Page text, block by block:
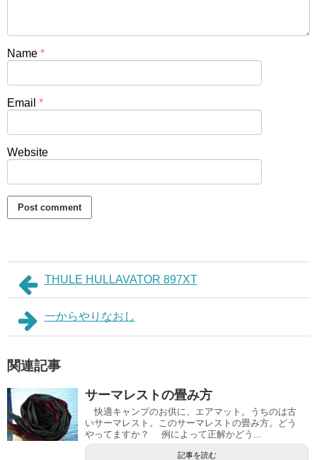
Name *
Email *
Website
THULE HULLAVATOR 897XT
一からやりなおし
関連記事
サーマレストの畳み方
快適キャンプのお供に、エアマット。うちのは古
いサーマレスト。このサーマレストの畳み方。どう
やってますか？ 例によって正解かどう...
記事を読む